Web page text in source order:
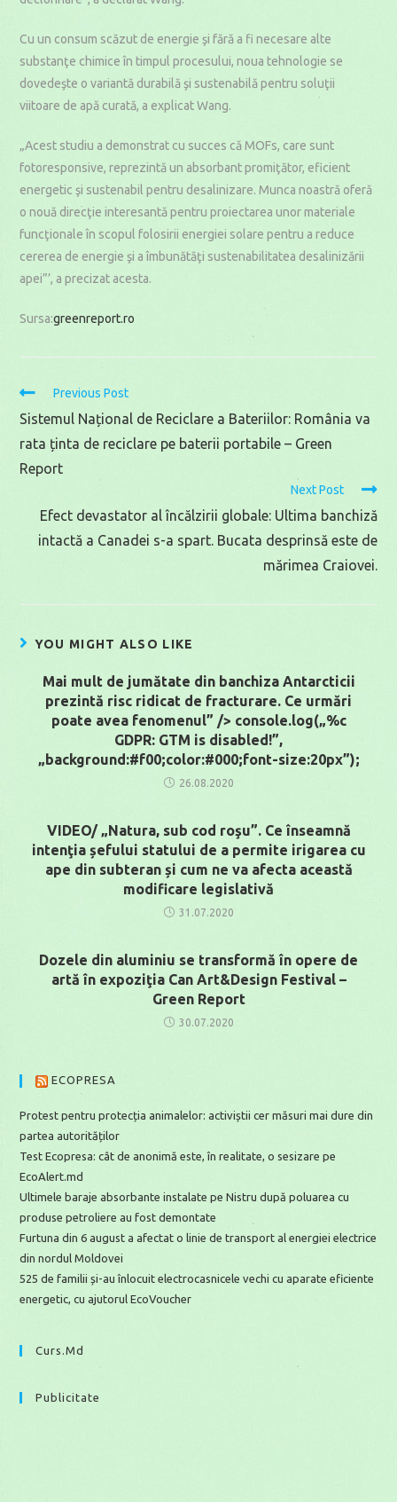
Cu un consum scăzut de energie şi fără a fi necesare alte
substanţe chimice în timpul procesului, noua tehnologie se
dovedeşte o variantă durabilă şi sustenabilă pentru soluţii
viitoare de apă curată, a explicat Wang.
„Acest studiu a demonstrat cu succes că MOFs, care sunt
fotoresponsive, reprezintă un absorbant promiţător, eficient
energetic şi sustenabil pentru desalinizare. Munca noastră oferă
o nouă direcţie interesantă pentru proiectarea unor materiale
funcţionale în scopul folosirii energiei solare pentru a reduce
cererea de energie şi a îmbunătăţi sustenabilitatea desalinizării
apei”’, a precizat acesta.
Sursa:greenreport.ro
Read
more
articles
Previous Post
Sistemul Național de Reciclare a Bateriilor: România va
rata ținta de reciclare pe baterii portabile – Green
Report
Next Post
Efect devastator al încălzirii globale: Ultima banchiză
intactă a Canadei s-a spart. Bucata desprinsă este de
mărimea Craiovei.
YOU MIGHT ALSO LIKE
Mai mult de jumătate din banchiza Antarcticii
prezintă risc ridicat de fracturare. Ce urmări
poate avea fenomenul” /> console.log(„%c
GDPR: GTM is disabled!”,
„background:#f00;color:#000;font-size:20px”);
26.08.2020
VIDEO/ „Natura, sub cod roşu”. Ce înseamnă
intenţia șefului statului de a permite irigarea cu
ape din subteran și cum ne va afecta această
modificare legislativă
31.07.2020
Dozele din aluminiu se transformă în opere de
artă în expoziţia Can Art&Design Festival –
Green Report
30.07.2020
ECOPRESA
Protest pentru protecția animalelor: activiștii cer măsuri mai dure din
partea autorităților
Test Ecopresa: cât de anonimă este, în realitate, o sesizare pe
EcoAlert.md
Ultimele baraje absorbante instalate pe Nistru după poluarea cu
produse petroliere au fost demontate
Furtuna din 6 august a afectat o linie de transport al energiei electrice
din nordul Moldovei
525 de familii și-au înlocuit electrocasnicele vechi cu aparate eficiente
energetic, cu ajutorul EcoVoucher
Curs.md
Publicitate